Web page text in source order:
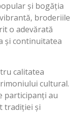
și bogăția
broderiile
o adevărată
și continuitatea
calitatea
cultural.
participanți au
tradiției și